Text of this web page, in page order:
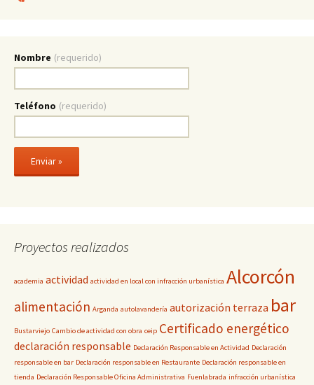
Nombre (requerido)
Teléfono (requerido)
Proyectos realizados
academia actividad actividad en local con infracción urbanística Alcorcón
alimentación Arganda autolavandería autorización terraza bar
Bustarviejo Cambio de actividad con obra ceip Certificado energético
declaración responsable Declaración Responsable en Actividad Declaración
responsable en bar Declaración responsable en Restaurante Declaración responsable en
tienda Declaración Responsable Oficina Administrativa Fuenlabrada infracción urbanística